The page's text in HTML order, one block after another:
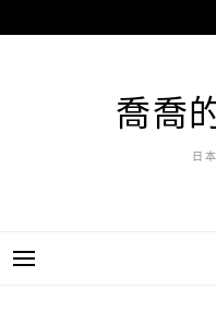
至
喬喬
日